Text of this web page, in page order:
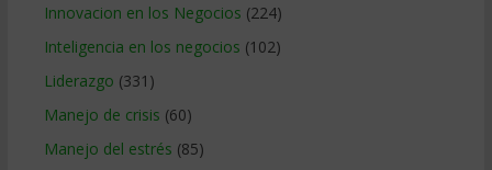
Innovacion en los Negocios (224)
Inteligencia en los negocios (102)
Liderazgo (331)
Manejo de crisis (60)
Manejo del estrés (85)